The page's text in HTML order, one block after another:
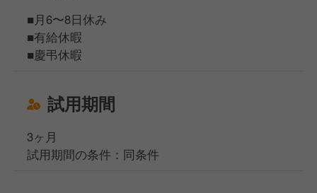
■月6〜8日休み
■有給休暇
■慶弔休暇
試用期間
3ヶ月
試用期間の条件：同条件